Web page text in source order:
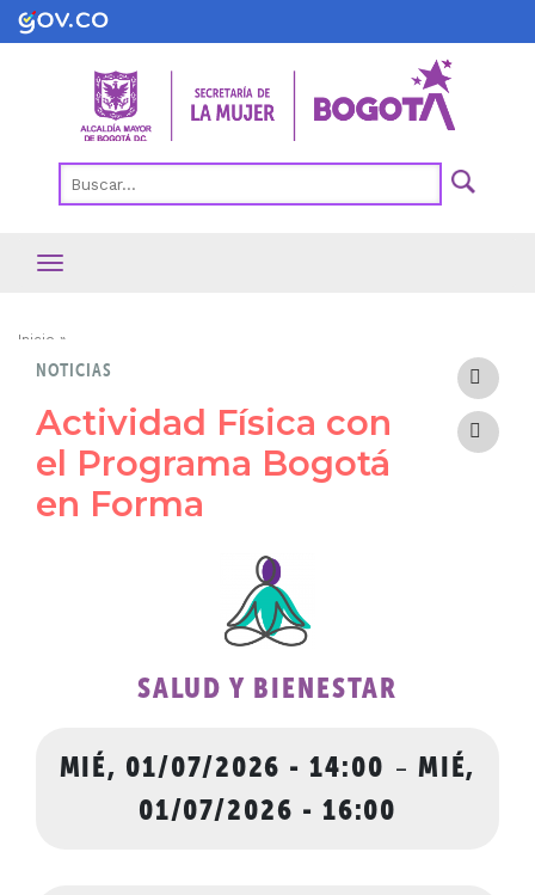
Pasar
al
Ruta
de
navegación
Inicio
NOTICIAS
Actividad Física con
el Programa Bogotá
en Forma
SALUD Y BIENESTAR
MIÉ, 01/07/2026 - 14:00 - MIÉ,
01/07/2026 - 16:00